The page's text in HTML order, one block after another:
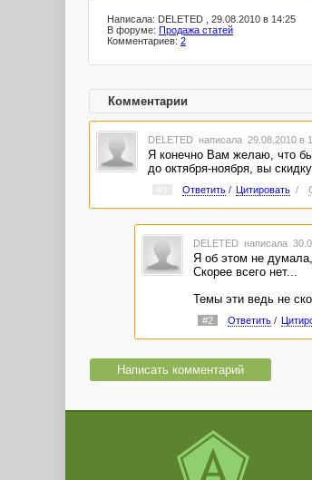
Написала: DELETED , 29.08.2010 в 14:25
В форуме: Продажа статей
Комментариев: 2
Комментарии
DELETED написала 29.08.2010 в
Я конечно Вам желаю, что бы
до октября-ноября, вы
Ответить/ Цитировать /
DELETED написала
Я об этом не
Скорее всего нет...
Темы эти ведь не
#2 Ответить/
Написать комментарий